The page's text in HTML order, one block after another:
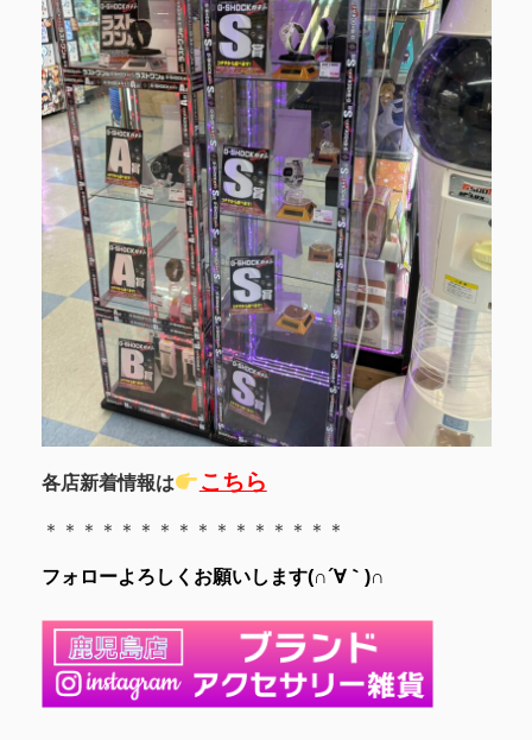
各店新着情報は こちら
＊＊＊＊＊＊＊＊＊＊＊＊＊＊＊＊
フォローよろしくお願いします(∩´∀｀)∩